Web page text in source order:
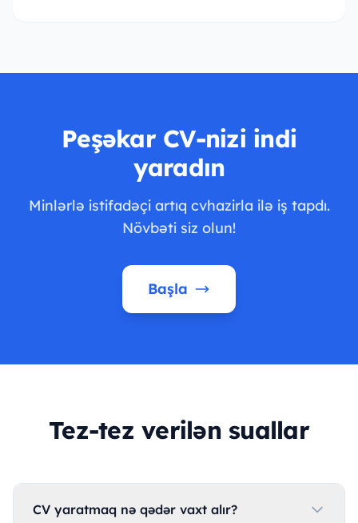
Peşəkar CV-nizi indi
yaradın
Minlərlə istifadəçi artıq cvhazirla ilə iş tapdı.
Növbəti siz olun!
Başla
Tez-tez verilən suallar
CV yaratmaq nə qədər vaxt alır?